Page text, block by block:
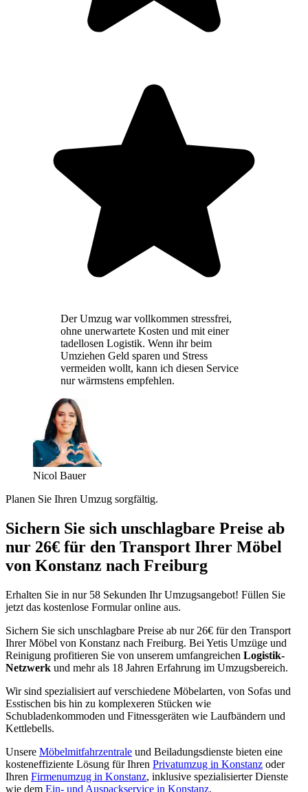
Der Umzug war vollkommen stressfrei,
ohne unerwartete Kosten und mit einer
tadellosen Logistik. Wenn ihr beim
Umziehen Geld sparen und Stress
vermeiden wollt, kann ich diesen Service
nur wärmstens empfehlen.
Nicol Bauer
Planen Sie Ihren Umzug sorgfältig.
Sichern Sie sich unschlagbare Preise ab
nur 26€ für den Transport Ihrer Möbel
von Konstanz nach Freiburg
Erhalten Sie in nur 58 Sekunden Ihr Umzugsangebot! Füllen Sie
jetzt das kostenlose Formular online aus.
Sichern Sie sich unschlagbare Preise ab nur 26€ für den Transport
Ihrer Möbel von Konstanz nach Freiburg. Bei Yetis Umzüge und
Reinigung profitieren Sie von unserem umfangreichen Logistik-
Netzwerk und mehr als 18 Jahren Erfahrung im Umzugsbereich.
Wir sind spezialisiert auf verschiedene Möbelarten, von Sofas und
Esstischen bis hin zu komplexeren Stücken wie
Schubladenkommoden und Fitnessgeräten wie Laufbändern und
Kettlebells.
Unsere Möbelmitfahrzentrale und Beiladungsdienste bieten eine
kosteneffiziente Lösung für Ihren Privatumzug in Konstanz oder
Ihren Firmenumzug in Konstanz, inklusive spezialisierter Dienste
wie dem Ein- und Auspackservice in Konstanz.